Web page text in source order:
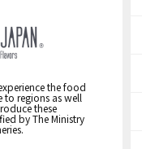
the food
to regions as well
these
by The Ministry